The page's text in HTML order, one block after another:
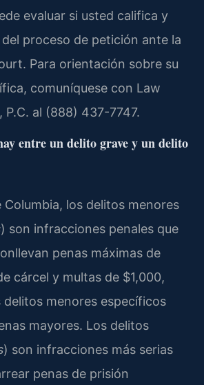
evaluar si usted califica y
proceso de petición ante la
Para orientación sobre su
comuníquese con Law
P.C. al (888) 437-7747.
entre un delito grave y un delito
Columbia, los delitos menores
) son infracciones penales que
penas máximas de
cárcel y multas de $1,000,
delitos menores específicos
mayores. Los delitos
) son infracciones más serias
penas de prisión